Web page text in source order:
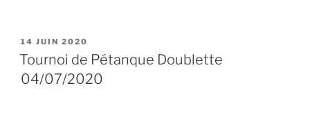
PUBLIÉ
LE
14 JUIN 2020
Tournoi de Pétanque Doublette
04/07/2020